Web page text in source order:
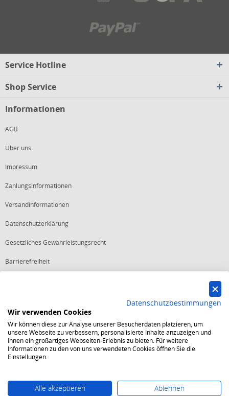
Service Hotline
Shop Service
Informationen
AGB
Über uns
Impressum
Zahlungsinformationen
Versandinformationen
Datenschutzerklärung
Gesetzliches Gewährleistungsrecht
Barrierefreiheit
Starker Service
Shops mit dem Excellent Shop Award stehen seit mehr als 5,
10, 15 oder 20 Jahren für ein sicheres und angenehmes
Einkaufserlebnis.
Echte Verlässlichkeit
Jede Bestellung ist durch den Trusted Shops Käuferschutz
Datenschutzbestimmungen
Wir verwenden Cookies
Wir können diese zur Analyse unserer Besucherdaten platzieren, um
unsere Webseite zu verbessern, personalisierte Inhalte anzuzeigen und
Ihnen ein großartiges Webseiten-Erlebnis zu bieten. Für weitere
Informationen zu den von uns verwendeten Cookies öffnen Sie die
Einstellungen.
Alle akzeptieren Ablehnen